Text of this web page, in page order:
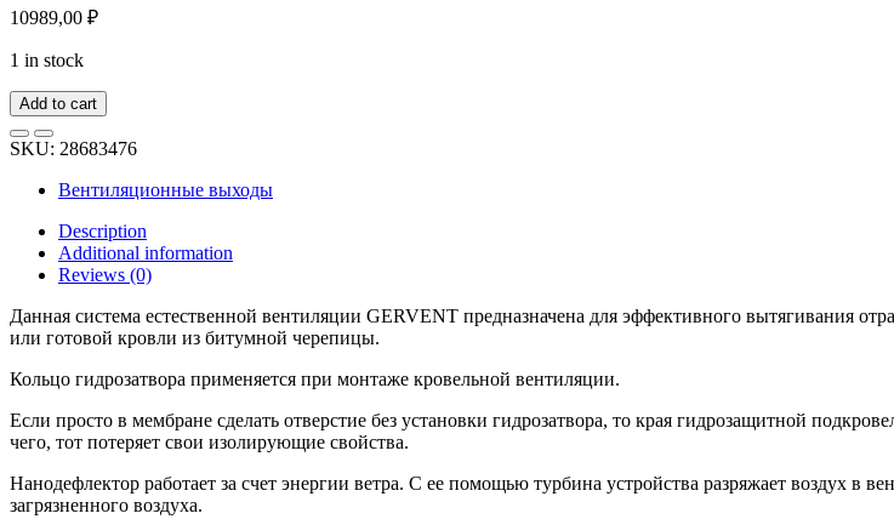
10989,00 ₽
1 in stock
Add to cart
SKU: 28683476
Вентиляционные выходы
Description
Additional information
Reviews (0)
Данная система естественной вентиляции GERVENT предназначена для эффективного вытягивания
или готовой кровли из битумной черепицы.
Кольцо гидрозатвора применяется при монтаже кровельной вентиляции.
Если просто в мембране сделать отверстие без установки гидрозатвора, то края гидрозащитной
чего, тот потеряет свои изолирующие свойства.
Нанодефлектор работает за счет энергии ветра. С ее помощью турбина устройства разряжает воздух в
загрязненного воздуха.